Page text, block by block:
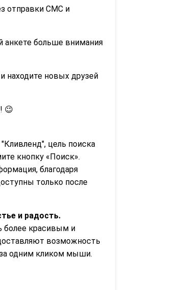
отправки СМС и
анкете больше внимания
находите новых друзей
😉
цель поиска
кнопку «Поиск».
благодаря
только после
и радость.
более красивым и
возможность
одним кликом мыши.